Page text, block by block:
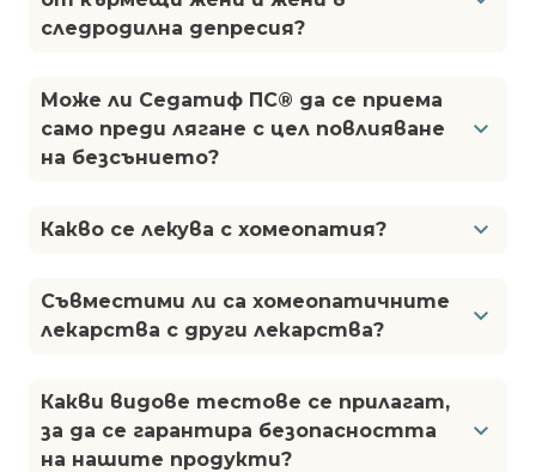
следродилна депресия?
Може ли Седатиф ПС® да се приема
само преди лягане с цел повлияване
на безсънието?
Какво се лекува с хомеопатия?
Съвместими ли са хомеопатичните
лекарства с други лекарства?
Какви видове тестове се прилагат,
за да се гарантира безопасността
на нашите продукти?